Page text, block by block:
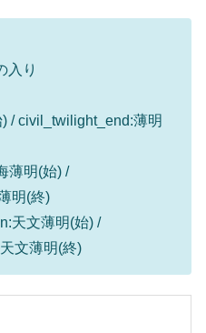
入り
/ civil_twilight_end:薄明
薄明(始) /
明(終)
天文薄明(始) /
文薄明(終)